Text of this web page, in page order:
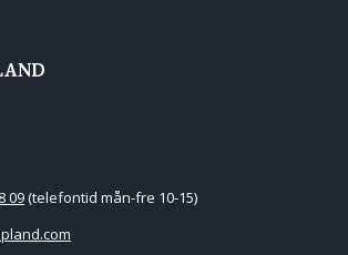
09(telefontid mån-fre 10-15)